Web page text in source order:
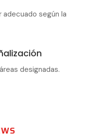
según la
designadas.